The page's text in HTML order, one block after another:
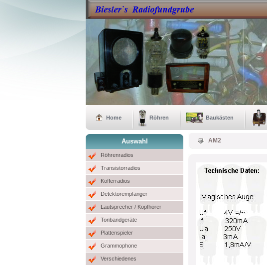
Home Röhren Baukästen
Auswahl
Röhrenradios
Transistorradios
Kofferradios
Detektorempfänger
Lautsprecher / Kopfhörer
Tonbandgeräte
Plattenspieler
Grammophone
Verschiedenes
AM2